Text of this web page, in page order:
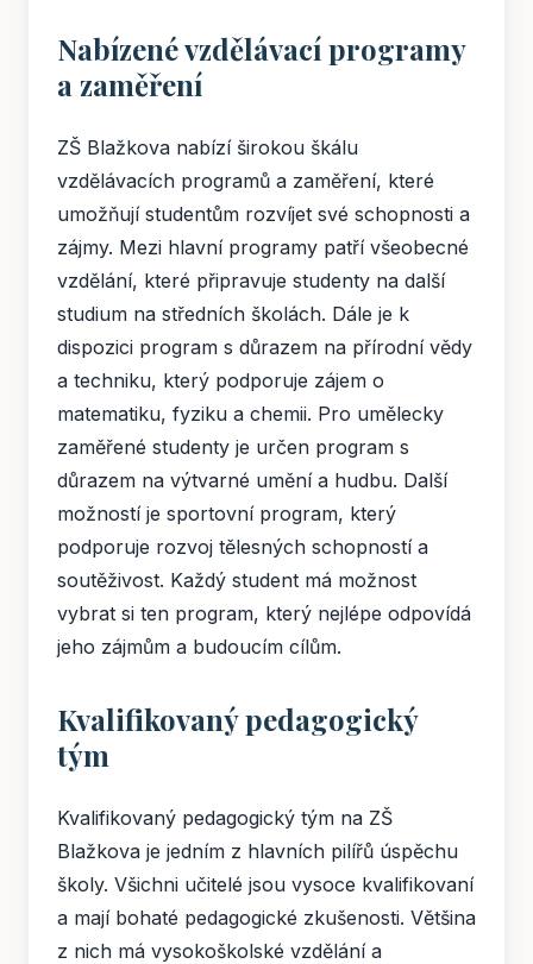
Nabízené vzdělávací programy
a zaměření
ZŠ Blažkova nabízí širokou škálu
vzdělávacích programů a zaměření, které
umožňují studentům rozvíjet své schopnosti a
zájmy. Mezi hlavní programy patří všeobecné
vzdělání, které připravuje studenty na další
studium na středních školách. Dále je k
dispozici program s důrazem na přírodní vědy
a techniku, který podporuje zájem o
matematiku, fyziku a chemii. Pro umělecky
zaměřené studenty je určen program s
důrazem na výtvarné umění a hudbu. Další
možností je sportovní program, který
podporuje rozvoj tělesných schopností a
soutěživost. Každý student má možnost
vybrat si ten program, který nejlépe odpovídá
jeho zájmům a budoucím cílům.
Kvalifikovaný pedagogický
tým
Kvalifikovaný pedagogický tým na ZŠ
Blažkova je jedním z hlavních pilířů úspěchu
školy. Všichni učitelé jsou vysoce kvalifikovaní
a mají bohaté pedagogické zkušenosti. Většina
z nich má vysokoškolské vzdělání a